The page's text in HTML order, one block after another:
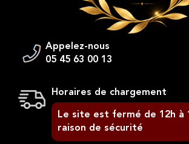
Appelez-nous
05 45 63 00 13
Horaires de chargement
Le site est fermé de 12h à
raison de sécurité